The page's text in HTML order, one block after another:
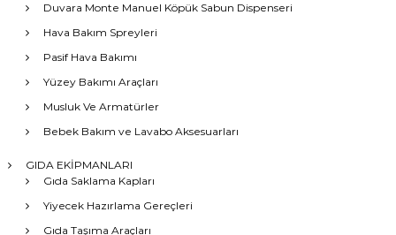
Duvara Monte Manuel Köpük Sabun Dispenseri
Hava Bakım Spreyleri
Pasif Hava Bakımı
Yüzey Bakımı Araçları
Musluk Ve Armatürler
Bebek Bakım ve Lavabo Aksesuarları
GIDA EKİPMANLARI
Gıda Saklama Kapları
Yiyecek Hazırlama Gereçleri
Gıda Taşıma Araçları